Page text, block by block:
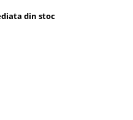
din stoc